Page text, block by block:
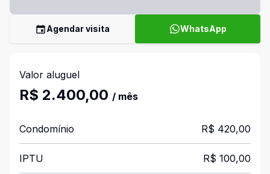
Agendar visita WhatsApp
Valor aluguel
R$ 2.400,00 / mês
Condomínio R$ 420,00
IPTU R$ 100,00